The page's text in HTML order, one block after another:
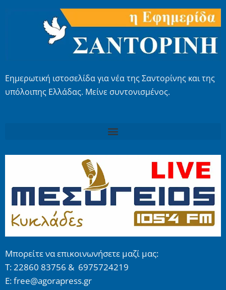
Εημερωτική ιστοσελίδα για νέα της Σαντορίνης και της
υπόλοιπης Ελλάδας. Μείνε συντονισμένος.
Μπορείτε να επικοινωνήσετε μαζί μας:
Τ: 22860 83756 & 6975724219
E: free@agorapress.gr